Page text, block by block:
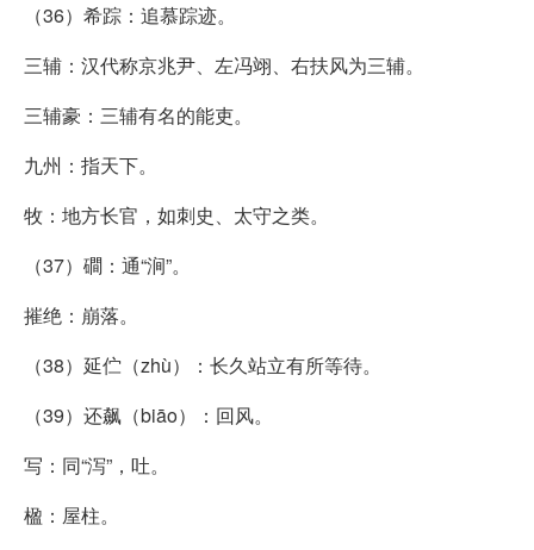
（36）希踪：追慕踪迹。
三辅：汉代称京兆尹、左冯翊、右扶风为三辅。
三辅豪：三辅有名的能吏。
九州：指天下。
牧：地方长官，如刺史、太守之类。
（37）磵：通“涧”。
摧绝：崩落。
（38）延伫（zhù）：长久站立有所等待。
（39）还飙（biāo）：回风。
写：同“泻”，吐。
楹：屋柱。